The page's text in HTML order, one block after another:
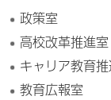
政策室
高校改革推進室
キャリア教育
教育広報室